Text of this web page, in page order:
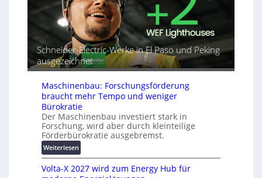
u
t
o
m
a
t
i
s
i
e
r
u
n
g
s
l
i
a
l
e
i
h
e
n
d
e
G
e
r
t
e
s
c
h
u
t
u
Schneider-Electric-Werke in El Paso und Peking
ausgezeichnet
Maschinenbau: Forschungsförderung
braucht mehr Tempo und weniger
Bürokratie
Der Maschinenbau investiert stark in
Forschung, wird aber durch kleinteilige
Förderbürokratie ausgebremst.
Weiterlesen:
M
a
Volta-X 2027 wird zum Energy Hub für